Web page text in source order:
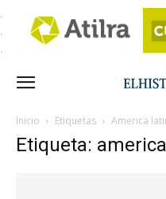
Inicio Etiquetas America
Etiqueta: